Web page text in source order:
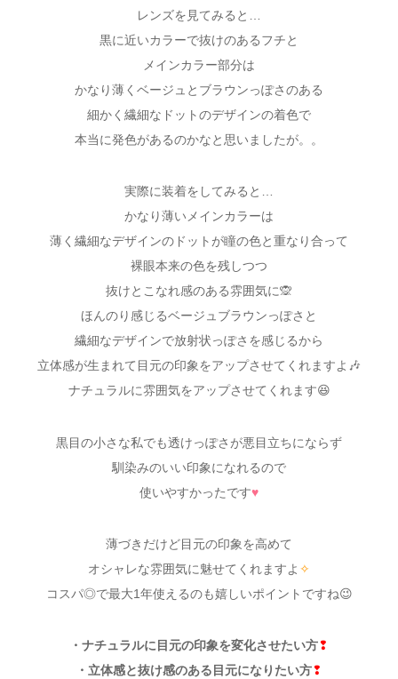
レンズを見てみると…
黒に近いカラーで抜けのあるフチと
メインカラー部分は
かなり薄くベージュとブラウンっぽさのある
細かく繊細なドットのデザインの着色で
本当に発色があるのかなと思いましたが。。
実際に装着をしてみると…
かなり薄いメインカラーは
薄く繊細なデザインのドットが瞳の色と重なり合って
裸眼本来の色を残しつつ
抜けとこなれ感のある雰囲気に🙊
ほんのり感じるベージュブラウンっぽさと
繊細なデザインで放射状っぽさを感じるから
立体感が生まれて目元の印象をアップさせてくれますよ🎶
ナチュラルに雰囲気をアップさせてくれます😆
黒目の小さな私でも透けっぽさが悪目立ちにならず
馴染みのいい印象になれるので
使いやすかったです♥
薄づきだけど目元の印象を高めて
オシャレな雰囲気に魅せてくれますよ ✧
コスパ◎で最大1年使えるのも嬉しいポイントですね😉
・ナチュラルに目元の印象を変化させたい方❢
・立体感と抜け感のある目元になりたい方❢